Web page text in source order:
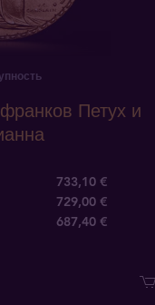
Петух и
733,10 €
729,00 €
687,40 €